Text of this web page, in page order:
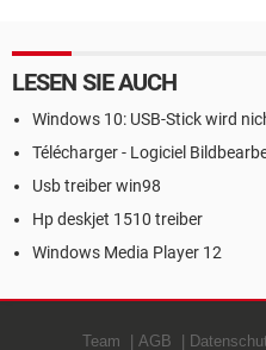
LESEN SIE AUCH
Windows 10: USB-Stick wird
Télécharger - Logiciel
Usb treiber win98
Hp deskjet 1510 treiber
Windows Media Player 12
Team AGB